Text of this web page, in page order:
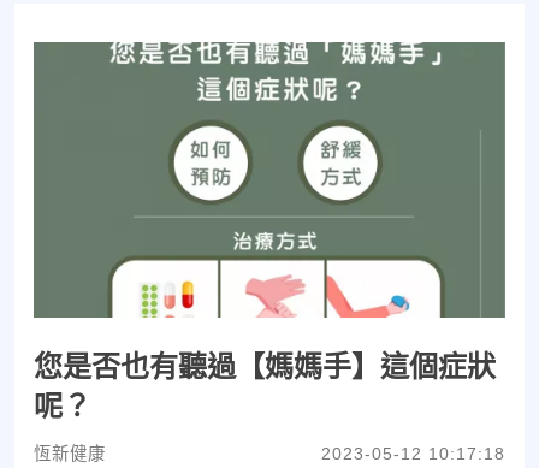
您是否也有聽過【媽媽手】這個症狀
呢？
恆新健康 2023-05-12 10:17:18